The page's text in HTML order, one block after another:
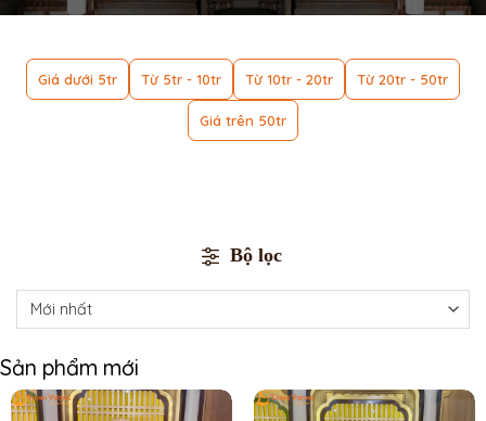
Giá dưới 5tr Từ 5tr - 10tr Từ 10tr - 20tr Từ 20tr - 50tr
Giá trên 50tr
Bộ lọc
Sản phẩm mới